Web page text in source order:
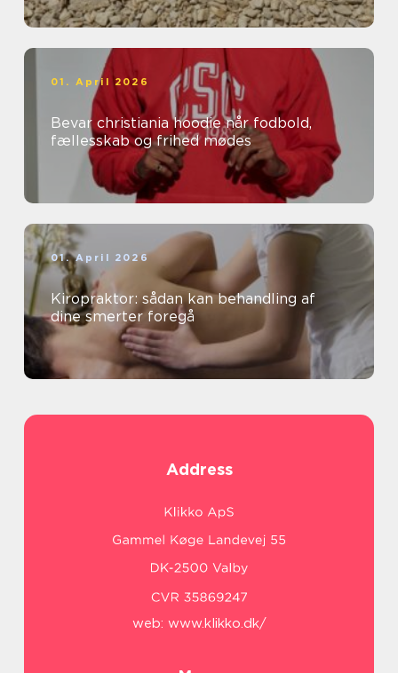
01. April 2026
Bevar christiania hoodie når fodbold,
fællesskab og frihed mødes
01. April 2026
Kiropraktor: sådan kan behandling af
dine smerter foregå
Address
web: www.klikko.dk/